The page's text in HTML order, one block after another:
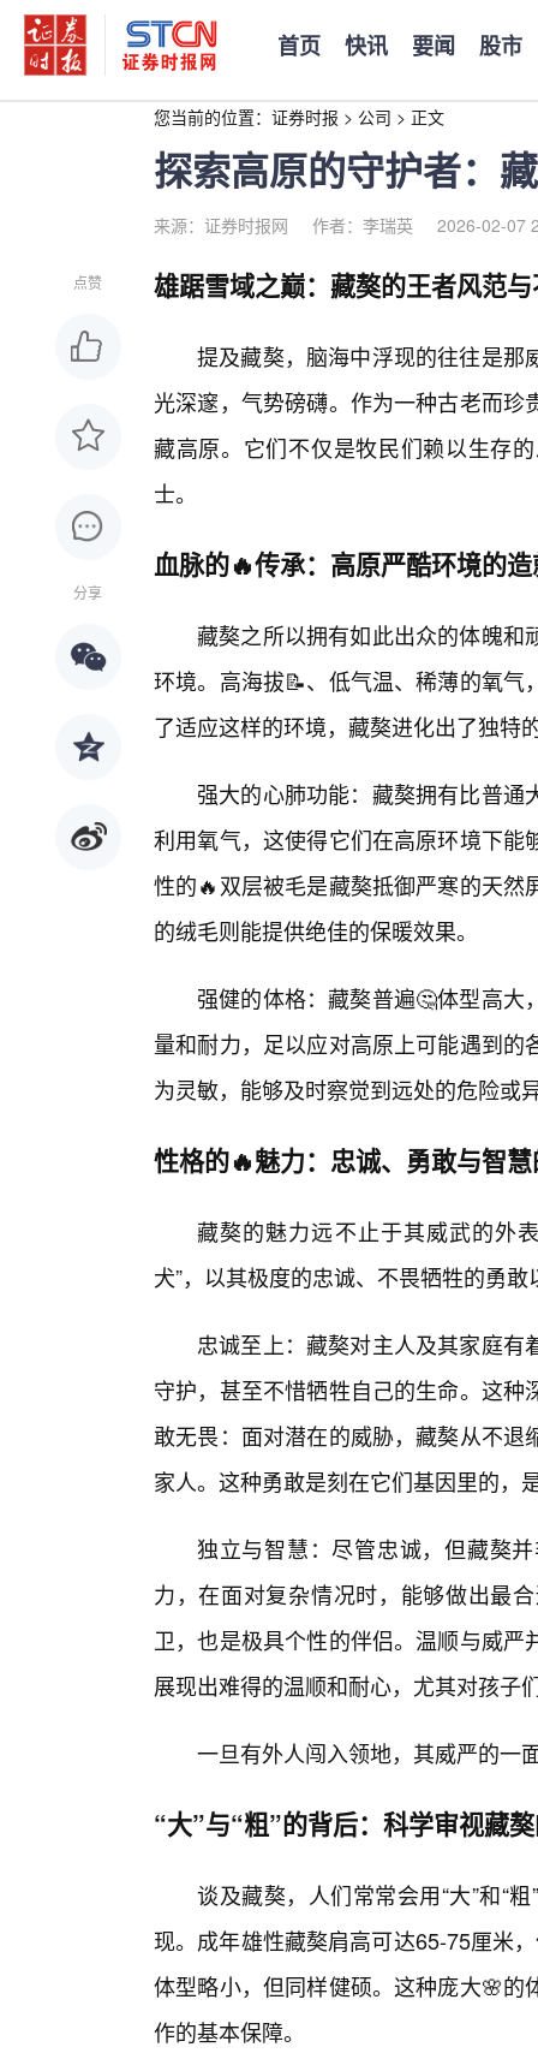
首页 快讯 要闻 股市
您当前的位置： 证券时报 > 公司 > 正文
探索高原的守护者：
来源：证券时报网 作者：李瑞英 2026-02-07
点赞
分享
雄踞雪域之巅：藏獒的王者风范
提及藏獒，脑海中浮现的往往是那
光深邃，气势磅礴。作为一种古老而
藏高原。它们不仅是牧民们赖以生存
士。
血脉的🔥传承：高原严酷环境的
藏獒之所以拥有如此出众的体魄和
环境。高海拔📝、低气温、稀薄的氧
了适应这样的环境，藏獒进化出了独特
强大的心肺功能：藏獒拥有比普
利用氧气，这使得它们在高原环境下
性的🔥双层被毛是藏獒抵御严寒的天
的绒毛则能提供绝佳的保暖效果。
强健的体格：藏獒普遍🤔体型高
量和耐力，足以应对高原上可能遇到
为灵敏，能够及时察觉到远处的危险或
性格的🔥魅力：忠诚、勇敢与智
藏獒的魅力远不止于其威武的外
犬”，以其极度的忠诚、不畏牺牲的勇
忠诚至上：藏獒对主人及其家庭
守护，甚至不惜牺牲自己的生命。这
敢无畏：面对潜在的威胁，藏獒从不
家人。这种勇敢是刻在它们基因里的，
独立与智慧：尽管忠诚，但藏獒
力，在面对复杂情况时，能够做出最
卫，也是极具个性的伴侣。温顺与威
展现出难得的温顺和耐心，尤其对孩子
一旦有外人闯入领地，其威严的一
“大”与“粗”的背后：科学审视藏
谈及藏獒，人们常常会用“大”和“
现。成年雄性藏獒肩高可达65-75厘米
体型略小，但同样健硕。这种庞大🌸
作的基本保障。